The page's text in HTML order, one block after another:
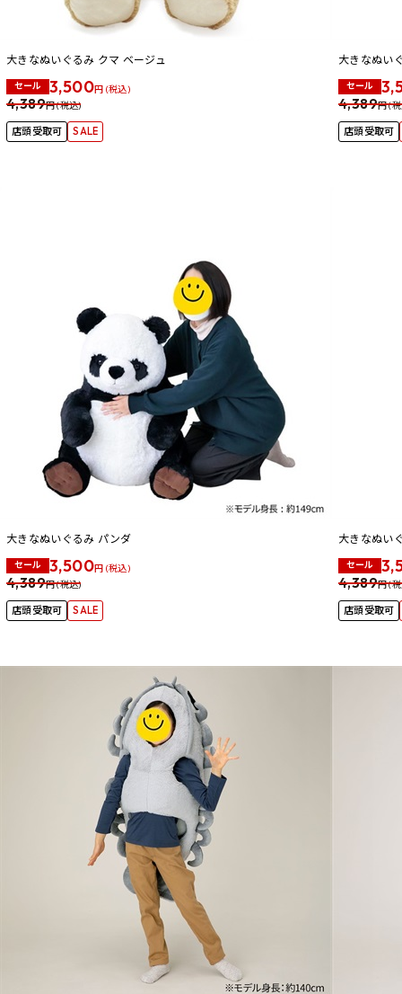
大きなぬいぐるみ クマ ベージュ
セール 3,500円 (税込)
4,389円 (税込)
店頭受取可 SALE
大きなぬい
セール
4,389円 (
店頭受取可
大きなぬいぐるみ パンダ
セール 3,500円 (税込)
4,389円 (税込)
店頭受取可 SALE
大きなぬい
セール
4,389円 (
店頭受取可